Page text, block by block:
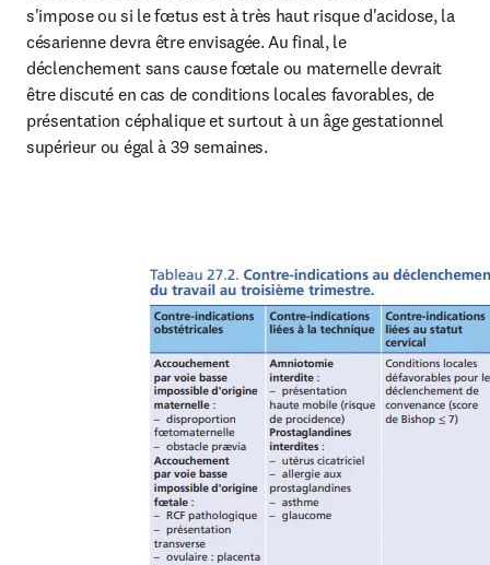
s'impose ou si le fœtus est à très haut risque d'acidose, la
césarienne devra être envisagée. Au final, le
déclenchement sans cause fœtale ou maternelle devrait
être discuté en cas de conditions locales favorables, de
présentation céphalique et surtout à un âge gestationnel
supérieur ou égal à 39 semaines.